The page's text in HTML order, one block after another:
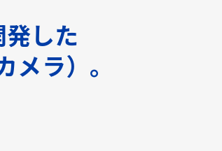
した
ラ）。